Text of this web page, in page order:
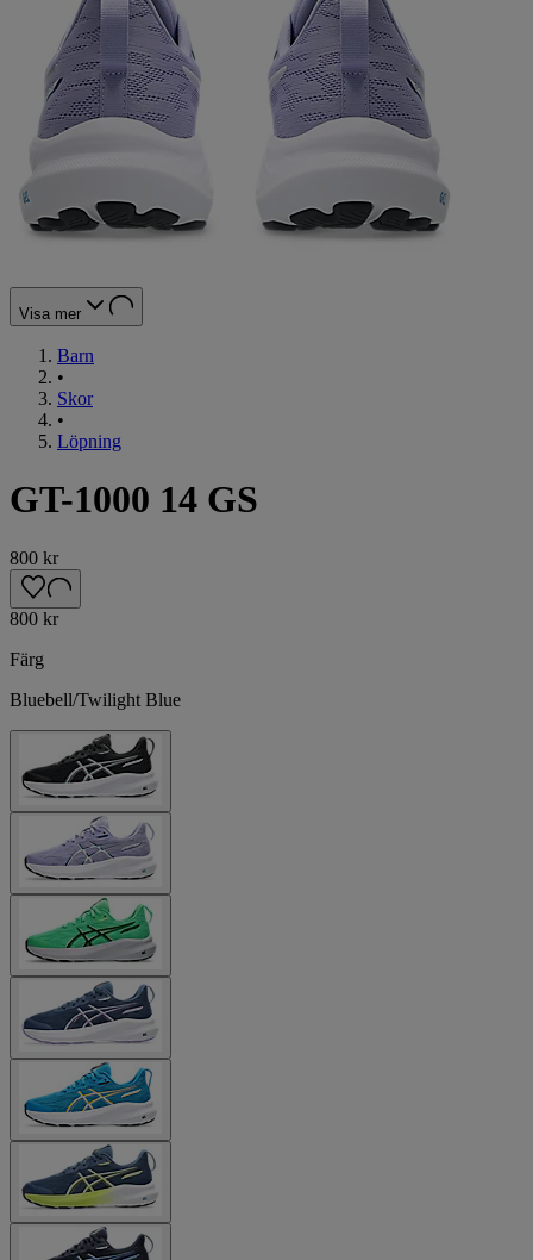
Visa mer
Barn
•
Skor
•
Löpning
GT-1000 14 GS
800 kr
800 kr
Färg
Bluebell/Twilight Blue